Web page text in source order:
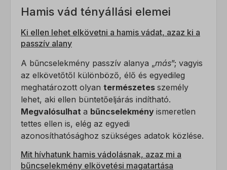
Hamis vád tényállási elemei
Ki ellen lehet elkövetni a hamis vádat, azaz ki a
passzív alany
A bűncselekmény passzív alanya „más”; vagyis
az elkövetőtől különböző, élő és egyedileg
meghatározott olyan természetes személy
lehet, aki ellen büntetőeljárás indítható.
Megvalósulhat a bűncselekmény ismeretlen
tettes ellen is, elég az egyedi
azonosíthatósághoz szükséges adatok közlése.
Mit hívhatunk hamis vádolásnak, azaz mi a
bűncselekmény elkövetési magatartása